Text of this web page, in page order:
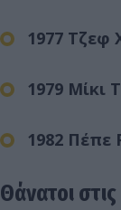
1977 Τζεφ
1979 Μίκι
1982 Πέπε
Θάνατοι